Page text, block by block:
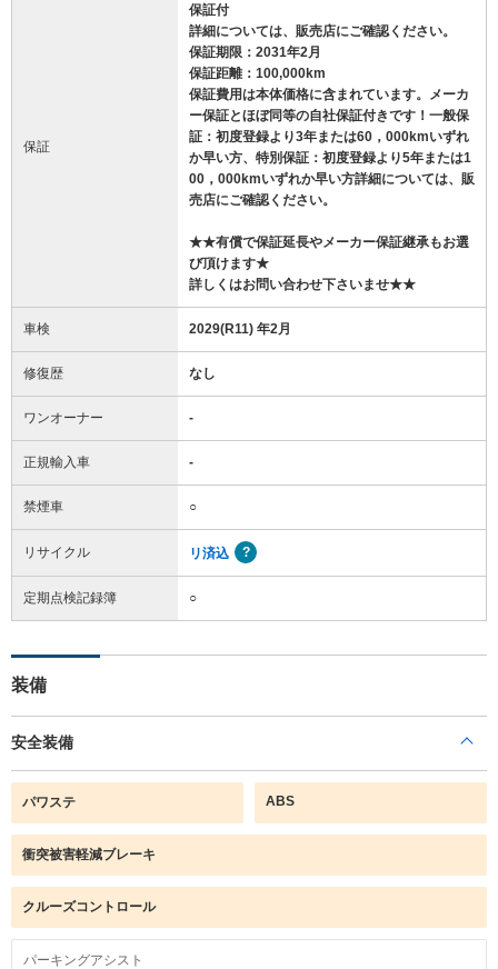
保証
保証付
詳細については、販売店にご確認ください。
保証期限：2031年2月
保証距離：100,000km
保証費用は本体価格に含まれています。メーカ
ー保証とほぼ同等の自社保証付きです！一般保
証：初度登録より3年または60，000kmいずれ
か早い方、特別保証：初度登録より5年または1
00，000kmいずれか早い方詳細については、販
売店にご確認ください。
★★有償で保証延長やメーカー保証継承もお選
び頂けます★
詳しくはお問い合わせ下さいませ★★
車検 2029(R11) 年2月
修復歴 なし
ワンオーナー -
正規輸入車 -
禁煙車 ○
リサイクル リ済込
定期点検記録簿 ○
装備
安全装備
パワステ ABS
衝突被害軽減ブレーキ
クルーズコントロール
パーキングアシスト